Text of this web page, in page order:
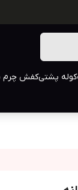
کوله پشتیکفش چرم